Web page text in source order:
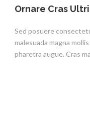
Ornare Cras
Sed posuere
malesuada magna
pharetra augue. Cras